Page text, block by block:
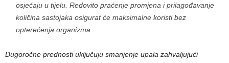
osjećaju u tijelu. Redovito praćenje promjena i prilagođavanje
količina sastojaka osigurat će maksimalne koristi bez
opterećenja organizma.
Dugoročne prednosti uključuju smanjenje upala zahvaljujući